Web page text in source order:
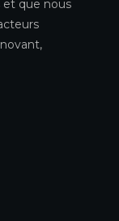
et que nous